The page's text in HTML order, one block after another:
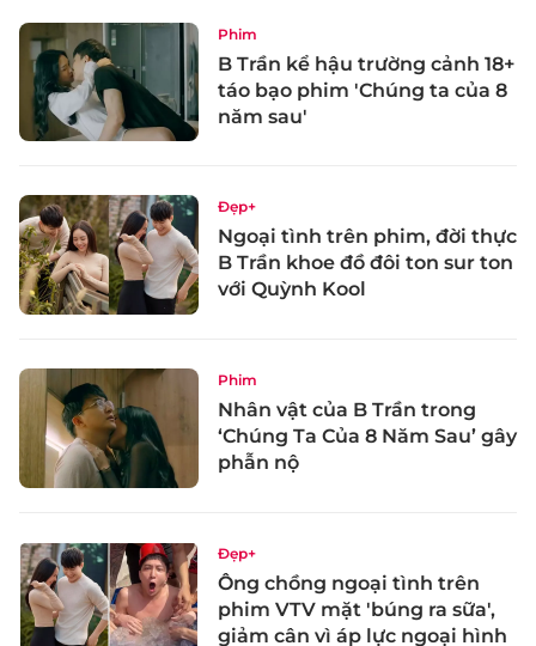
Phim
B Trần kể hậu trường cảnh 18+
táo bạo phim 'Chúng ta của 8
năm sau'
Đẹp+
Ngoại tình trên phim, đời thực
B Trần khoe đồ đôi ton sur ton
với Quỳnh Kool
Phim
Nhân vật của B Trần trong
‘Chúng Ta Của 8 Năm Sau’ gây
phẫn nộ
Đẹp+
Ông chồng ngoại tình trên
phim VTV mặt 'búng ra sữa',
giảm cân vì áp lực ngoại hình